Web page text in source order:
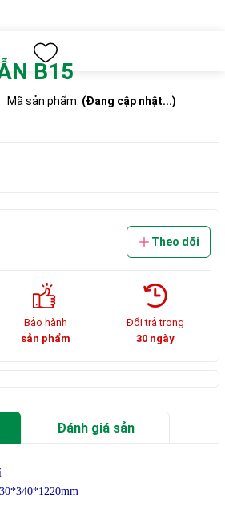
B15
Mã sản phẩm: (Đang cập nhật...)
Theo dõi
Bảo hành
sản phẩm
Đổi trả trong
30 ngày
Đánh giá sản